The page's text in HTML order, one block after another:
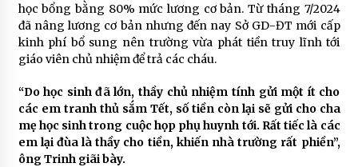
học bổng bằng 80% mức lương cơ bản. Từ tháng 7/2024
đã nâng lương cơ bản nhưng đến nay Sở GD-ĐT mới cấp
kinh phí bổ sung nên trường vừa phát tiền truy lĩnh tới
giáo viên chủ nhiệm để trả các cháu.
“Do học sinh đã lớn, thầy chủ nhiệm tính gửi một ít cho
các em tranh thủ sắm Tết, số tiền còn lại sẽ gửi cho cha
mẹ học sinh trong cuộc họp phụ huynh tới. Rất tiếc là các
em lại đùa là thầy cho tiền, khiến nhà trường rất phiền”,
ông Trinh giãi bày.